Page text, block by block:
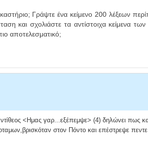
Γράψτε ένα κείμενο 200 λέξεων
και σχολιάστε τα αντίστοιχα κείμενα
αποτελεσματικό;
<Ημας γαρ...εξέπεμψε> (4) δηλώνει πως
στον Πόντο και επέστρεψε πεντε